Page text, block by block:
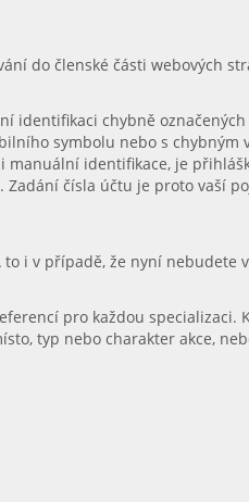
do členské části webových
identifikaci chybně
symbolu nebo s chybným
identifikace, je
čísla účtu je proto vaší
i v případě, že nyní nebudete
pro každou specializaci.
typ nebo charakter akce,